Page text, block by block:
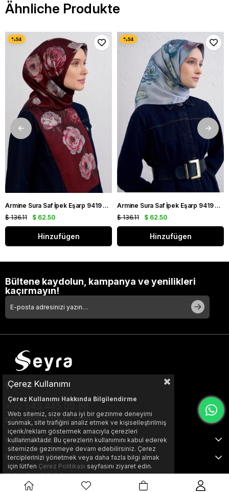
Ähnliche Produkte
Armine Sura Saf İpek Eşarp 9419 - 55 Bordo Karışık Desen
$ 62.50
$ 136.11
Hinzufügen
Armine Sura Saf İpek Eşarp 9419 - 07 Açık Mavi Karışık Desen
$ 62.50
$ 136.11
Hinzufügen
Bültene kaydolun, kampanya ve yenilikleri
kaçırmayın!
+90 543 445 05 88
seyraltd@gmail.com
KURUMSAL
KURUMSAL
ALIŞVERİŞ
Çerez Kullanımı
Çerez Kullanımı Hakkında Bilgilendirme
Web sitemiz, size daha iyi bir gezinme deneyimi
sunmak, site trafiğini analiz etmek ve kişiselleştirilmiş
içerik/reklam göstermek amacıyla çerezleri
kullanmaktadır. Bu çerezlerin kullanımını kabul ederek
sitemizde gezinmeye devam edebilirsiniz. Çerez
terciplerinizi yönetmek veya daha fazla bilgi almak
için lütfen Çerez Politikası sayfasını ziyaret edin.